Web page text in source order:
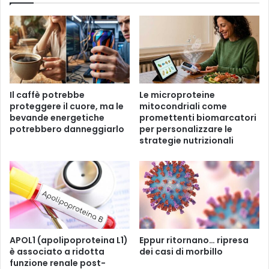
v
i
t
a
s
o
r
g
e
z
a
i
a
n
c
r
o
l
l
’
Il caffè potrebbe
proteggere il cuore, ma le
bevande energetiche
potrebbero danneggiarlo
Le microproteine ​​
mitocondriali come
promettenti biomarcatori
per personalizzare le
strategie nutrizionali
APOL1 (apolipoproteina L1)
è associato a ridotta
funzione renale post-
Eppur ritornano… ripresa
dei casi di morbillo